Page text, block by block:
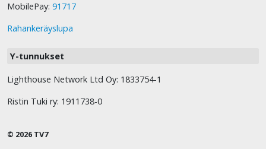
MobilePay: 91717
Rahankeräyslupa
Y-tunnukset
Lighthouse Network Ltd Oy: 1833754-1
Ristin Tuki ry: 1911738-0
© 2026 TV7